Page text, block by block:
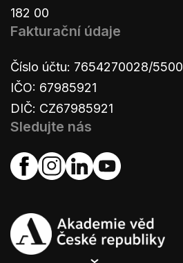
182 00
Fakturační údaje
Číslo účtu: 7654270028/5500
IČO: 67985921
DIČ: CZ67985921
Sledujte nás